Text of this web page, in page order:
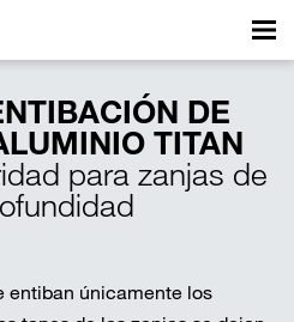
DE
TITAN
para zanjas de
entiban únicamente los